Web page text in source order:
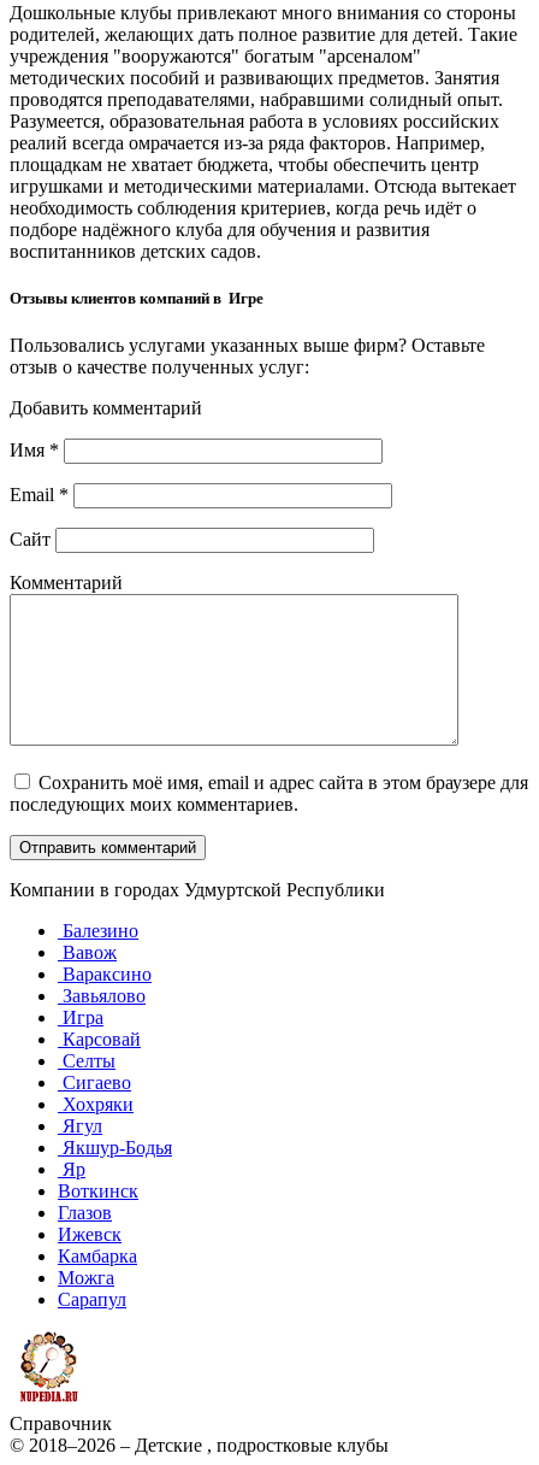
Дошкольные клубы привлекают много внимания со стороны
родителей, желающих дать полное развитие для детей. Такие
учреждения "вооружаются" богатым "арсеналом"
методических пособий и развивающих предметов. Занятия
проводятся преподавателями, набравшими солидный опыт.
Разумеется, образовательная работа в условиях российских
реалий всегда омрачается из-за ряда факторов. Например,
площадкам не хватает бюджета, чтобы обеспечить центр
игрушками и методическими материалами. Отсюда вытекает
необходимость соблюдения критериев, когда речь идёт о
подборе надёжного клуба для обучения и развития
воспитанников детских садов.
Отзывы клиентов компаний в Игре
Пользовались услугами указанных выше фирм? Оставьте
отзыв о качестве полученных услуг:
Добавить комментарий
Имя *
Email *
Сайт
Комментарий
Сохранить моё имя, email и адрес сайта в этом браузере для
последующих моих комментариев.
Компании в городах Удмуртской Республики
Балезино
Вавож
Вараксино
Завьялово
Игра
Карсовай
Селты
Сигаево
Хохряки
Ягул
Якшур-Бодья
Яр
Воткинск
Глазов
Ижевск
Камбарка
Можга
Сарапул
Справочник
© 2018–2026 – Детские , подростковые клубы